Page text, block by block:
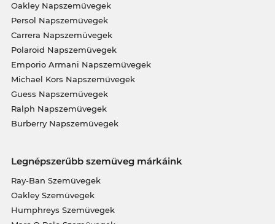
Oakley Napszemüvegek
Persol Napszemüvegek
Carrera Napszemüvegek
Polaroid Napszemüvegek
Emporio Armani Napszemüvegek
Michael Kors Napszemüvegek
Guess Napszemüvegek
Ralph Napszemüvegek
Burberry Napszemüvegek
Legnépszerűbb szemüveg márkáink
Ray-Ban Szemüvegek
Oakley Szemüvegek
Humphreys Szemüvegek